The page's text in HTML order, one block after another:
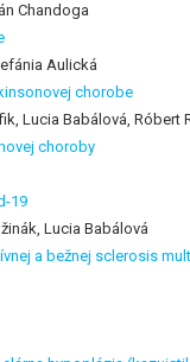
Chandoga
Aulická
chorobe
Lucia Babálová, Róbert
choroby
19
Lucia Babálová
a bežnej sclerosis